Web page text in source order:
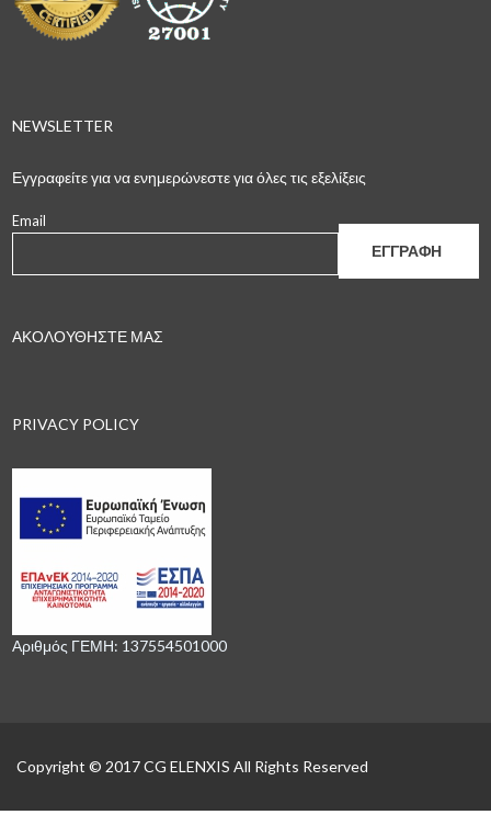
NEWSLETTER
Εγγραφείτε για να ενημερώνεστε για όλες τις εξελίξεις
Email
ΑΚΟΛΟΥΘΗΣΤΕ ΜΑΣ
PRIVACY POLICY
Αριθμός ΓΕΜΗ: 137554501000
Copyright © 2017 CG ELENXIS All Rights Reserved